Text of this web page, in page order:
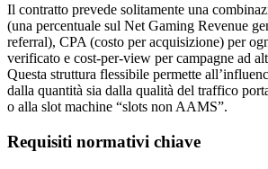
Il contratto prevede solitamente una
(una percentuale sul Net Gaming Revenue
referral), CPA (costo per acquisizione) per
verificato e cost‑per‑view per campagne ad
Questa struttura flessibile permette
dalla quantità sia dalla qualità del traffico
o alla slot machine “slots non AAMS”.
Requisiti normativi chiave